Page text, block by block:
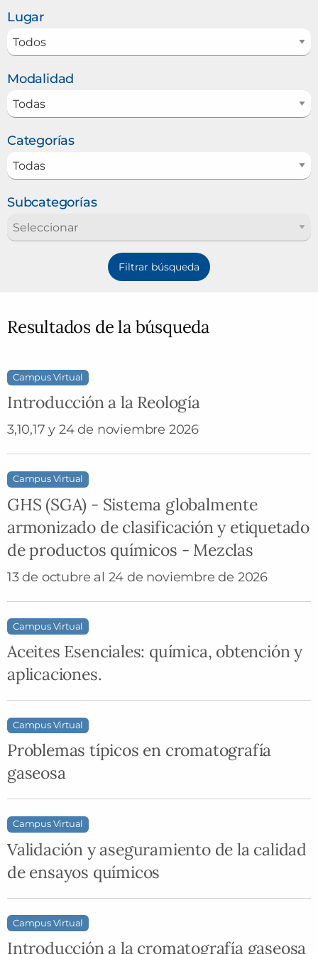
Lugar
Modalidad
Categorías
Subcategorías
Resultados de la búsqueda
Campus Virtual
Introducción a la Reología
3,10,17 y 24 de noviembre 2026
Campus Virtual
GHS (SGA) - Sistema globalmente
armonizado de clasificación y etiquetado
de productos químicos - Mezclas
13 de octubre al 24 de noviembre de 2026
Campus Virtual
Aceites Esenciales: química, obtención y
aplicaciones.
Campus Virtual
Problemas típicos en cromatografía
gaseosa
Campus Virtual
Validación y aseguramiento de la calidad
de ensayos químicos
Campus Virtual
Introducción a la cromatografía gaseosa